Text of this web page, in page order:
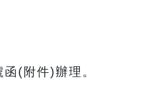
(附件)辦理。